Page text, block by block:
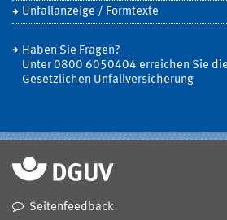
Unfallanzeige / Formtexte
Haben Sie Fragen?
Unter 0800 6050404 erreichen Sie
Gesetzlichen Unfallversicherung
Seitenfeedback